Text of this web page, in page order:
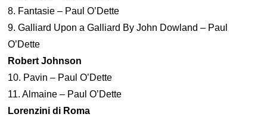
8. Fantasie – Paul O’Dette
9. Galliard Upon a Galliard By John Dowland – Paul
O’Dette
Robert Johnson
10. Pavin – Paul O’Dette
11. Almaine – Paul O’Dette
Lorenzini di Roma